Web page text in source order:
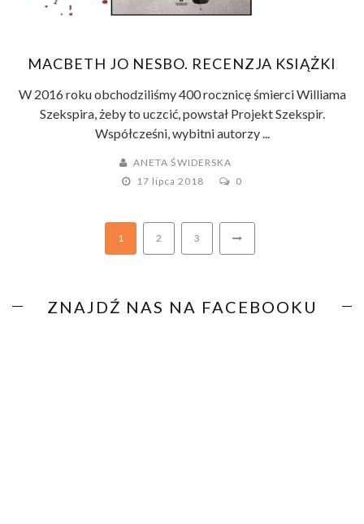
MACBETH JO NESBO. RECENZJA KSIĄŻKI
W 2016 roku obchodziliśmy 400 rocznicę śmierci Williama
Szekspira, żeby to uczcić, powstał Projekt Szekspir.
Współcześni, wybitni autorzy ...
ANETA ŚWIDERSKA
17 lipca 2018
0
1 2 3
ZNAJDŹ NAS NA FACEBOOKU